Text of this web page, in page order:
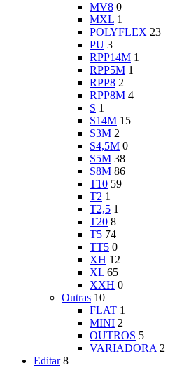
MV8 0
MXL 1
POLYFLEX 23
PU 3
RPP14M 1
RPP5M 1
RPP8 2
RPP8M 4
S 1
S14M 15
S3M 2
S4,5M 0
S5M 38
S8M 86
T10 59
T2 1
T2,5 1
T20 8
T5 74
TT5 0
XH 12
XL 65
XXH 0
Outras 10
FLAT 1
MINI 2
OUTROS 5
VARIADORA 2
Editar 8